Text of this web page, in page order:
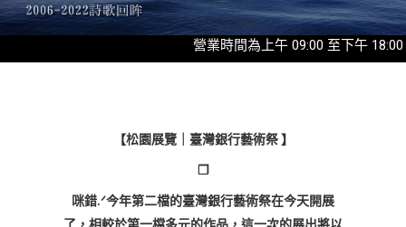
營業時間為上午 09:00 至下午
【松園展覽｜ 臺灣銀行藝術祭 】
❒
咪錯.ᐟ今年第二檔的臺灣銀行藝術祭在今天開展
了，相較於第一檔多元的作品，這一次的展出將以